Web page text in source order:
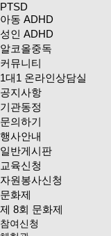
PTSD
아동 ADHD
성인 ADHD
알코올중독
커뮤니티
1대1 온라인상담실
공지사항
기관동정
문의하기
행사안내
일반게시판
교육신청
자원봉사신청
문화제
제 8회 문화제
참여신청